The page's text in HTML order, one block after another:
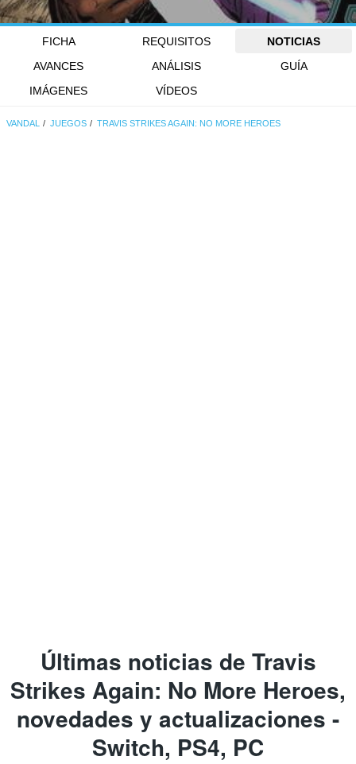
FICHA REQUISITOS
NOTICIAS
AVANCES
ANÁLISIS
GUÍA
IMÁGENES
VÍDEOS
VANDAL JUEGOS TRAVIS STRIKES AGAIN: NO MORE HEROES
Últimas noticias de Travis
Strikes Again: No More Heroes,
novedades y actualizaciones -
Switch, PS4, PC